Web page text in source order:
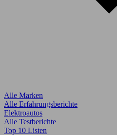
Alle Marken
Alle Erfahrungsberichte
Elektroautos
Alle Testberichte
Top 10 Listen